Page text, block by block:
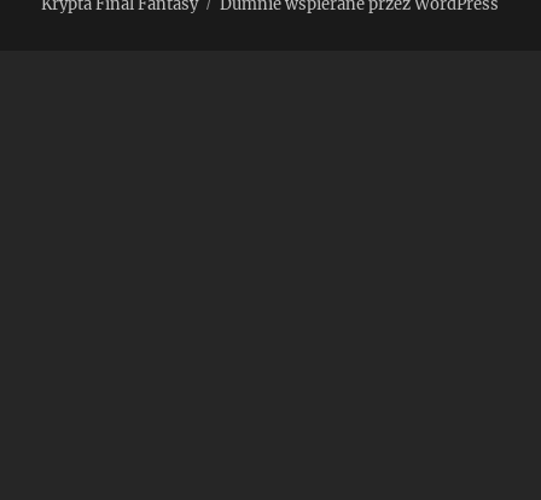
Krypta Final Fantasy Dumnie wspierane przez WordPress